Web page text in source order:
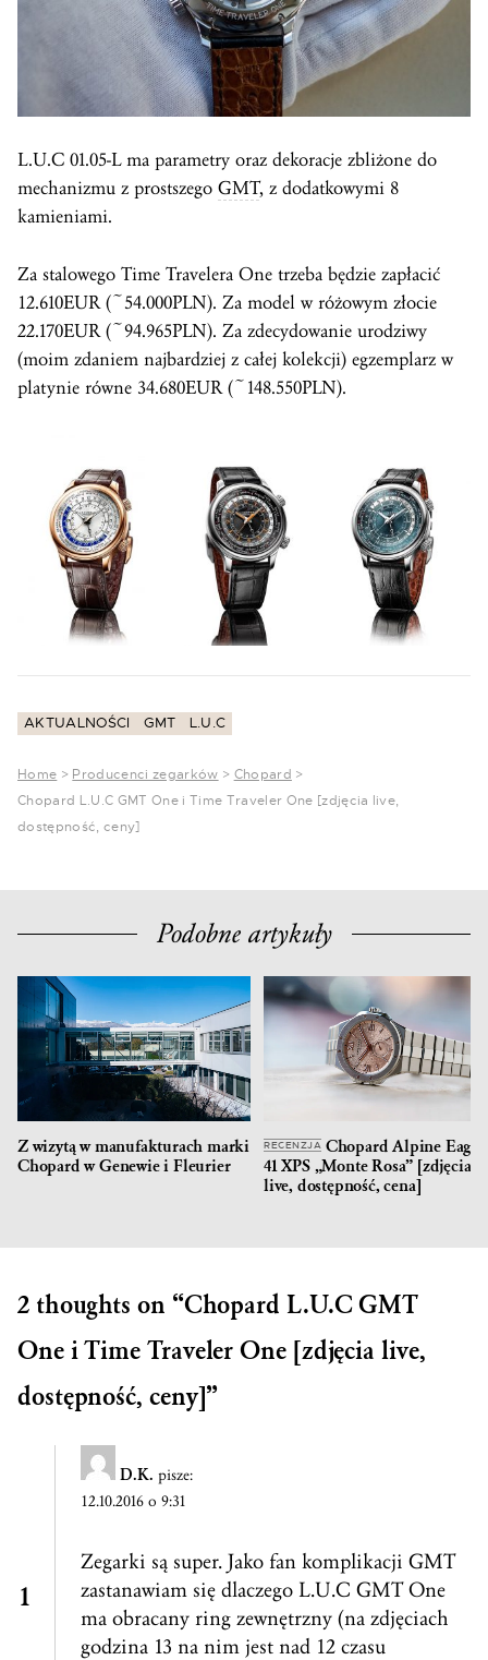
L.U.C 01.05-L ma parametry oraz dekoracje zbliżone do
mechanizmu z prostszego GMT, z dodatkowymi 8
kamieniami.
Za stalowego Time Travelera One trzeba będzie zapłacić
12.610EUR (~54.000PLN). Za model w różowym złocie
22.170EUR (~94.965PLN). Za zdecydowanie urodziwy
(moim zdaniem najbardziej z całej kolekcji) egzemplarz w
platynie równe 34.680EUR (~148.550PLN).
AKTUALNOŚCI GMT L.U.C
Home > Producenci zegarków > Chopard >
Chopard L.U.C GMT One i Time Traveler One [zdjęcia live,
dostępność, ceny]
Podobne artykuły
Z wizytą w manufakturach marki
Chopard w Genewie i Fleurier
RECENZJA Chopard Alpine Eagle
41 XPS „Monte Rosa” [zdjęcia
live, dostępność, cena]
2 thoughts on “Chopard L.U.C GMT
One i Time Traveler One [zdjęcia live,
dostępność, ceny]”
D.K. pisze:
12.10.2016 o 9:31
Zegarki są super. Jako fan komplikacji GMT
zastanawiam się dlaczego L.U.C GMT One
ma obracany ring zewnętrzny (na zdjęciach
godzina 13 na nim jest nad 12 czasu